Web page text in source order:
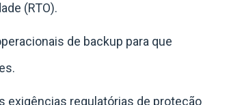
(RTO).
de backup para que
exigências regulatórias de proteção